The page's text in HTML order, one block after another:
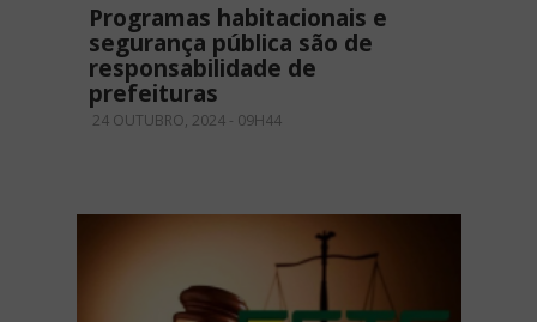
Programas habitacionais e
segurança pública são de
responsabilidade de
prefeituras
24 OUTUBRO, 2024 - 09H44